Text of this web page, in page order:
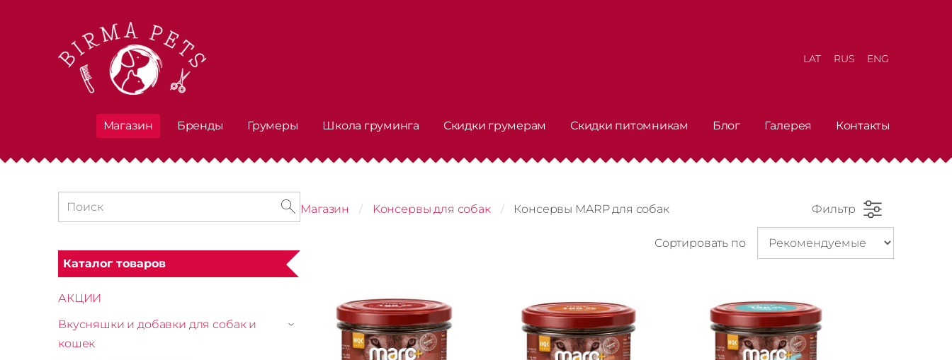
Магазин Бренды Грумеры Школа груминга Скидки грумерам Скидки питомникам Блог Галерея Контакты
LAT RUS ENG
Каталог товаров
АКЦИИ
Вкусняшки и добавки для собак и
кошек
›
Магазин Kонсервы для собак Консервы MARP для собак Фильтр
Сортировать по